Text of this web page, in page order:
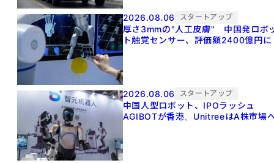
2026.08.06 スタートアップ
厚さ3mmの"人工皮膚" 中国発ロボ
ト触覚センサー、評価額2400億円に
2026.08.06 スタートアップ
中国人型ロボット、IPOラッシュ
AGIBOTが香港、UnitreeはA株市場